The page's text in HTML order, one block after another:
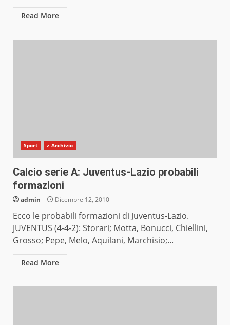
Read More
Sport z_Archivio
Calcio serie A: Juventus-Lazio probabili
formazioni
admin Dicembre 12, 2010
Ecco le probabili formazioni di Juventus-Lazio.
JUVENTUS (4-4-2): Storari; Motta, Bonucci, Chiellini,
Grosso; Pepe, Melo, Aquilani, Marchisio;...
Read More